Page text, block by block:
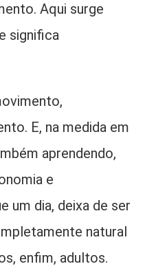
Aqui surge
significa
E, na medida em
aprendendo,
e
um dia, deixa de ser
natural
enfim, adultos.